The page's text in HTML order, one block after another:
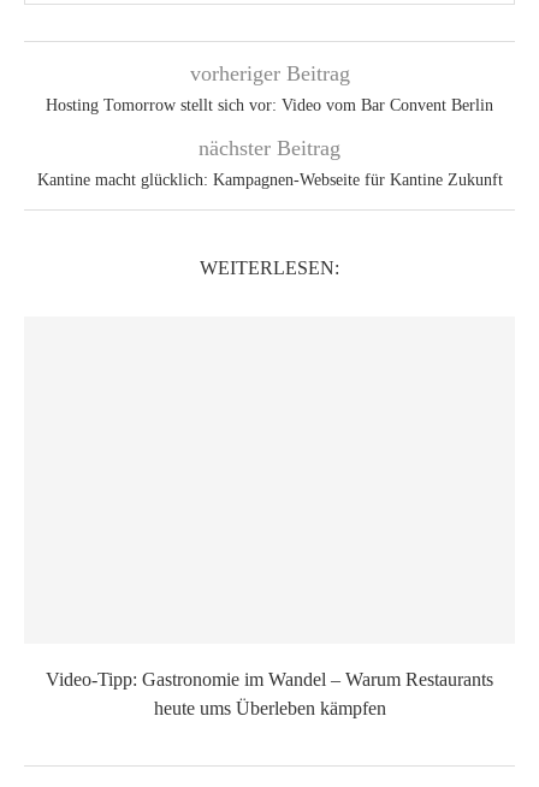
vorheriger Beitrag
Hosting Tomorrow stellt sich vor: Video vom Bar Convent Berlin
nächster Beitrag
Kantine macht glücklich: Kampagnen-Webseite für Kantine Zukunft
WEITERLESEN:
Video-Tipp: Gastronomie im Wandel – Warum Restaurants
heute ums Überleben kämpfen